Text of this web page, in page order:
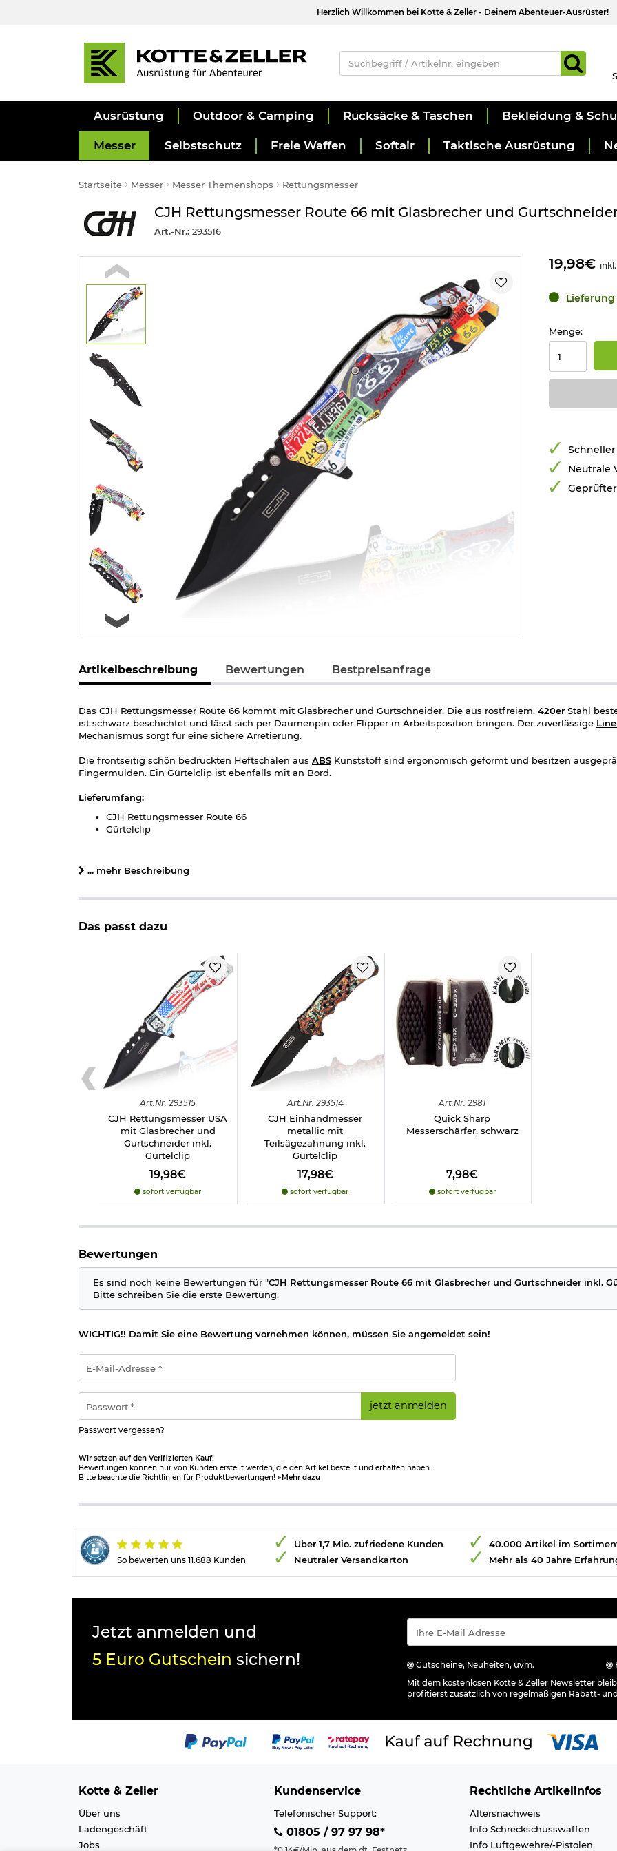
Herzlich Willkommen bei Kotte & Zeller - Deinem Abenteuer-Ausrüster!
Ausrüstung Outdoor & Camping Rucksäcke & Taschen Bekleidung &
Messer Selbstschutz Freie Waffen Softair Taktische Ausrüstung
Startseite Messer Messer Themenshops Rettungsmesser
CJH Rettungsmesser Route 66 mit Glasbrecher und
Art.-Nr.: 293516
19,98€
Lieferung
Menge:
Neutrale
Artikelbeschreibung Bewertungen Bestpreisanfrage
Das CJH Rettungsmesser Route 66 kommt mit Glasbrecher und Gurtschneider. Die aus rostfreiem, 420er Stahl
ist schwarz beschichtet und lässt sich per Daumenpin oder Flipper in Arbeitsposition bringen. Der zuverlässige
Mechanismus sorgt für eine sichere Arretierung.
Die frontseitig schön bedruckten Heftschalen aus ABS Kunststoff sind ergonomisch geformt und besitzen
Fingermulden. Ein Gürtelclip ist ebenfalls mit an Bord.
Lieferumfang:
CJH Rettungsmesser Route 66
Gürtelclip
Klingenlänge: ca. 8,3 cm
Gesamtlänge: ca. 19,8 cm
Gewicht: ca. 120 g
Material Klinge: 420er Stahl, rostfrei
Öffnung: Flipper, Daumenpin
Sicherung: Linerlock
Gurtschneider
Farbe: bunt, schwarz
Marke: CJH
Bestimmte Messer dürfen nicht überall geführt werden, deshalb beachten Sie bitte folgenden Informationslink
Führen von Messern§42a
Wichtige waffenrechtliche Informationen: Artikel frei ab 18 Jahren - Dieser Artikel kann nur versendet werden, wenn
Altersnachweiszusenden, sofern uns dieser noch nicht vorliegt. (Bitte den Link:"Altersnachweis"
Herstellerinformationen
... mehr Beschreibung
Das passt dazu
Art.Nr. 293515
CJH Rettungsmesser USA
mit Glasbrecher und
Gurtschneider inkl.
Gürtelclip
19,98€
sofort verfügbar
Art.Nr. 293514
CJH Einhandmesser
metallic mit
Teilsägezahnung inkl.
Gürtelclip
17,98€
sofort verfügbar
Art.Nr. 2981
Quick Sharp
Messerschärfer, schwarz
7,98€
sofort verfügbar
Bewertungen
Es sind noch keine Bewertungen für "CJH Rettungsmesser Route 66 mit Glasbrecher und Gurtschneider inkl.
Bitte schreiben Sie die erste Bewertung.
WICHTIG!! Damit Sie eine Bewertung vornehmen können, müssen Sie angemeldet sein!
Mail-
Adresse
*
jetzt anmelden
Passwort vergessen?
Wir setzen auf den Verifizierten Kauf!
Bewertungen können nur von Kunden erstellt werden, die den Artikel bestellt und erhalten haben.
Bitte beachte die Richtlinien für Produktbewertungen! »Mehr dazu
So bewerten uns 11.688 Kunden
Über 1,7 Mio. zufriedene Kunden
Neutraler Versandkarton
40.000 Artikel im
Mehr als 40 Jahre
Jetzt anmelden und
5 Euro Gutschein sichern! Gutscheine, Neuheiten, uvm.
Mit dem kostenlosen Kotte & Zeller Newsletter
profitierst zusätzlich von regelmäßigen Rabatt-
Kotte & Zeller
Über uns
Ladengeschäft
Jobs
Kundenservice
Telefonischer Support:
01805 / 97 97 98*
Rechtliche Artikelinfos
Altersnachweis
Info Schreckschusswaffen
Info Luftgewehre/-Pistolen